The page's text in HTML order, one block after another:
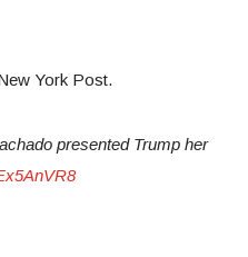
York Post.
presented Trump her